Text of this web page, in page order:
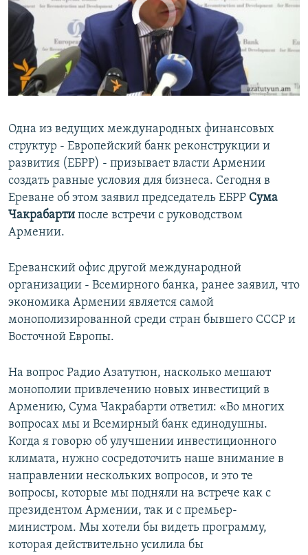
Հայերեն
English
Русский
EMBED
No media source currently available
Одна из ведущих международных финансовых
структур - Европейский банк реконструкции и
развития (ЕБРР) - призывает власти Армении
создать равные условия для бизнеса. Сегодня в
Ереване об этом заявил председатель ЕБРР Сума
Чакрабарти после встречи с руководством
Армении.
Ереванский офис другой международной
организации - Всемирного банка, ранее заявил, что
экономика Армении является самой
монополизированной среди стран бывшего СССР и
Восточной Европы.
На вопрос Радио Азатутюн, насколько мешают
монополии привлечению новых инвестиций в
Армению, Сума Чакрабарти ответил: «Во многих
вопросах мы и Всемирный банк единодушны.
Когда я говорю об улучшении инвестиционного
климата, нужно сосредоточить наше внимание в
направлении нескольких вопросов, и это те
вопросы, которые мы подняли на встрече как с
президентом Армении, так и с премьер-
министром. Мы хотели бы видеть программу,
которая действительно усилила бы